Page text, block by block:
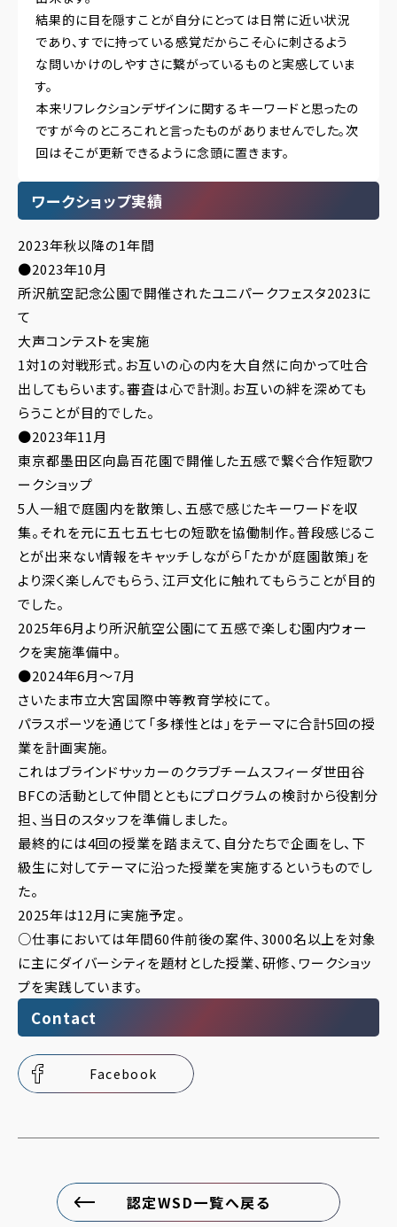
結果的に目を隠すことが自分にとっては日常に近い状況
であり、すでに持っている感覚だからこそ心に刺さるよう
な問いかけのしやすさに繋がっているものと実感していま
す。
本来リフレクションデザインに関するキーワードと思ったの
ですが今のところこれと言ったものがありませんでした。次
回はそこが更新できるように念頭に置きます。
ワークショップ実績
2023年秋以降の1年間
●2023年10月
所沢航空記念公園で開催されたユニパークフェスタ2023に
て
大声コンテストを実施
1対1の対戦形式。お互いの心の内を大自然に向かって吐合
出してもらいます。審査は心で計測。お互いの絆を深めても
らうことが目的でした。
●2023年11月
東京都墨田区向島百花園で開催した五感で繋ぐ合作短歌ワ
ークショップ
5人一組で庭園内を散策し、五感で感じたキーワードを収
集。それを元に五七五七七の短歌を協働制作。普段感じるこ
とが出来ない情報をキャッチしながら「たかが庭園散策」を
より深く楽しんでもらう、江戸文化に触れてもらうことが目的
でした。
2025年6月より所沢航空公園にて五感で楽しむ園内ウォー
クを実施準備中。
●2024年6月～7月
さいたま市立大宮国際中等教育学校にて。
パラスポーツを通じて「多様性とは」をテーマに合計5回の授
業を計画実施。
これはブラインドサッカーのクラブチームスフィーダ世田谷
BFCの活動として仲間とともにプログラムの検討から役割分
担、当日のスタッフを準備しました。
最終的には4回の授業を踏まえて、自分たちで企画をし、下
級生に対してテーマに沿った授業を実施するというものでし
た。
2025年は12月に実施予定。
○仕事においては年間60件前後の案件、3000名以上を対象
に主にダイバーシティを題材とした授業、研修、ワークショッ
プを実践しています。
Contact
Facebook
認定WSD一覧へ戻る